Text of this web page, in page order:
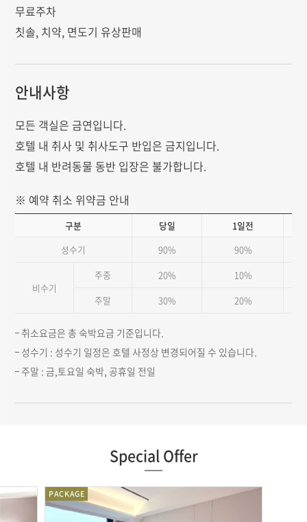
무료주차
칫솔, 치약, 면도기 유상판매
안내사항
모든 객실은 금연입니다.
호텔 내 취사 및 취사도구 반입은 금지입니다.
호텔 내 반려동물 동반 입장은 불가합니다.
※ 예약 취소 위약금 안내
구분 당일
1일전
성수기
90% 90%
비수기
주중 20%
10%
주말
30% 20%
취소요금은 총 숙박요금 기준입니다.
성수기 : 성수기 일정은 호텔 사정상 변경되어질 수 있습니다.
주말 : 금,토요일 숙박, 공휴일 전일
Special Offer
PACKAGE